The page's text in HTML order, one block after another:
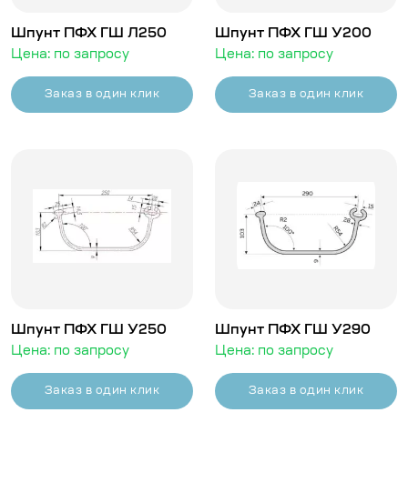
Шпунт ПФХ ГШ Л250
Цена: по запросу
Заказ в один клик
Шпунт ПФХ ГШ У200
Цена: по запросу
Заказ в один клик
Шпунт ПФХ ГШ У250
Цена: по запросу
Заказ в один клик
Шпунт ПФХ ГШ У290
Цена: по запросу
Заказ в один клик